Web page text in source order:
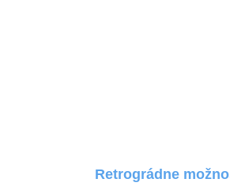
Retrográdne